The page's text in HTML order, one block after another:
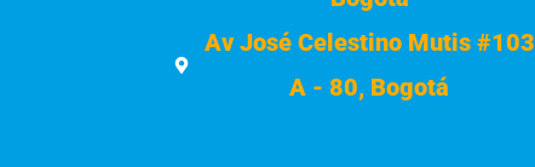
Av José Celestino Mutis #103
A - 80, Bogotá